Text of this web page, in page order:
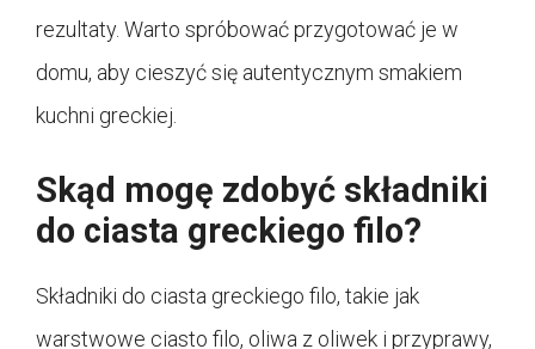
rezultaty. Warto spróbować przygotować je w
domu, aby cieszyć się autentycznym smakiem
kuchni greckiej.
Skąd mogę zdobyć składniki
do ciasta greckiego filo?
Składniki do ciasta greckiego filo, takie jak
warstwowe ciasto filo, oliwa z oliwek i przyprawy,